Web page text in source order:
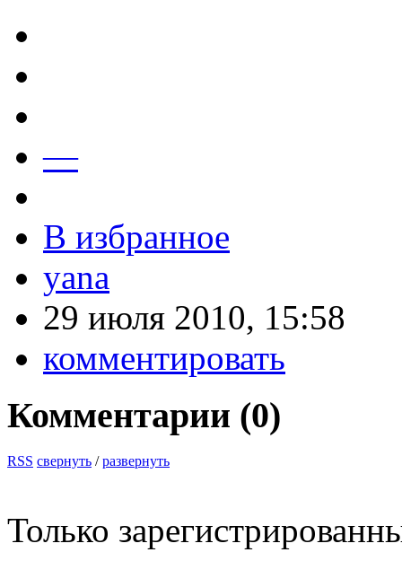
—
В избранное
yana
29 июля 2010, 15:58
комментировать
Комментарии (0)
RSS свернуть /развернуть
Только